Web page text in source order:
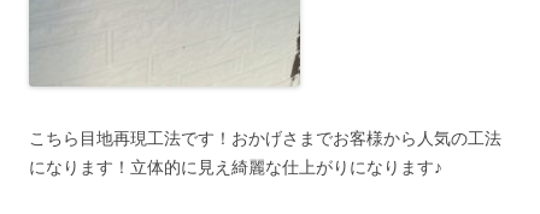
こちら目地再現工法です！おかげさまでお客様から人気の工法
になります！立体的に見え綺麗な仕上がりになります♪